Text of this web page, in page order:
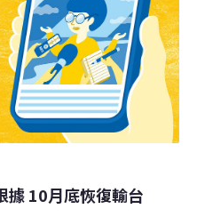
蟹入境，不必經過檢疫檢
陸不是農政、衛生單位認
，只是國人不知情。前台
即投書媒
據 10月底恢復輸台